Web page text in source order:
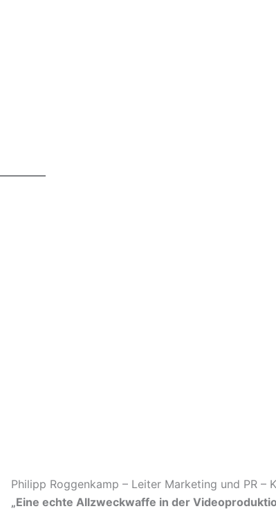
Philipp Roggenkamp – Leiter Marketing und PR –
„Eine echte Allzweckwaffe in der